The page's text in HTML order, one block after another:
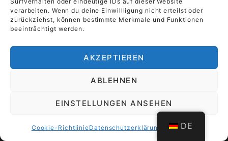
verarbeiten. Wenn du deine Einwillligung nicht erteilst oder
zurückziehst, können bestimmte Merkmale und Funktionen
beeinträchtigt werden.
AKZEPTIEREN
ABLEHNEN
EINSTELLUNGEN ANSEHEN
Cookie-RichtlinieDatenschutzerklärung Impressum
DE